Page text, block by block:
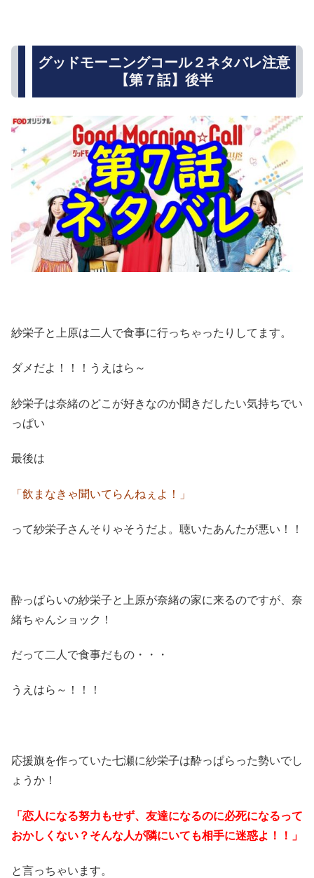
グッドモーニングコール２ネタバレ注意
【第７話】後半
紗栄子と上原は二人で食事に行っちゃったりしてます。
ダメだよ！！！うえはら～
紗栄子は奈緒のどこが好きなのか聞きだしたい気持ちでい
っぱい
最後は
「飲まなきゃ聞いてらんねぇよ！」
って紗栄子さんそりゃそうだよ。聴いたあんたが悪い！！
酔っぱらいの紗栄子と上原が奈緒の家に来るのですが、奈
緒ちゃんショック！
だって二人で食事だもの・・・
うえはら～！！！
応援旗を作っていた七瀬に紗栄子は酔っぱらった勢いでし
ょうか！
「恋人になる努力もせず、友達になるのに必死になるって
おかしくない？そんな人が隣にいても相手に迷惑よ！！」
と言っちゃいます。